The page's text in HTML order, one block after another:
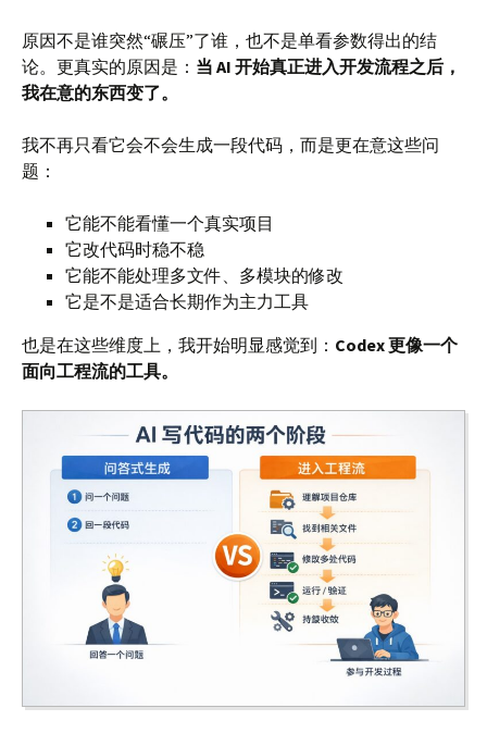
原因不是谁突然“碾压”了谁，也不是单看参数得出的结
论。更真实的原因是： 当 AI 开始真正进入开发流程之后，
我在意的东西变了。
我不再只看它会不会生成一段代码，而是更在意这些问
题：
它能不能看懂一个真实项目
它改代码时稳不稳
它能不能处理多文件、多模块的修改
它是不是适合长期作为主力工具
也是在这些维度上，我开始明显感觉到： Codex 更像一个
面向工程流的工具。